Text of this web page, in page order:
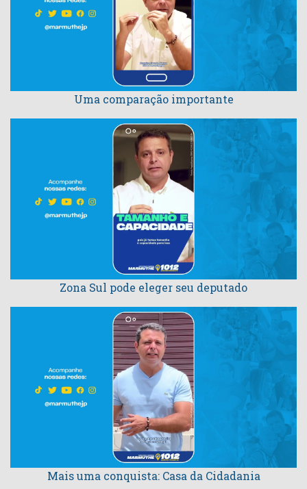
Uma comparação importante
Zona Sul pode eleger seu deputado
Mais uma conquista: Casa da Cidadania